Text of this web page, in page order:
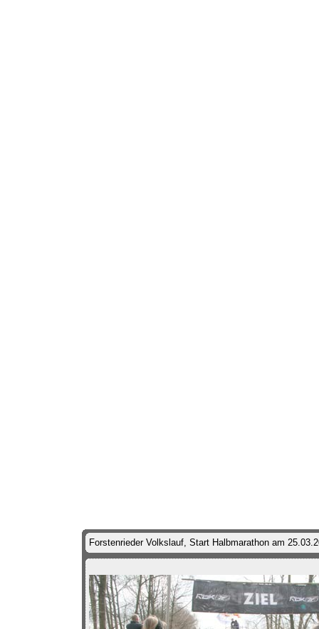
Forstenrieder Volkslauf, Start Halbmarathon am